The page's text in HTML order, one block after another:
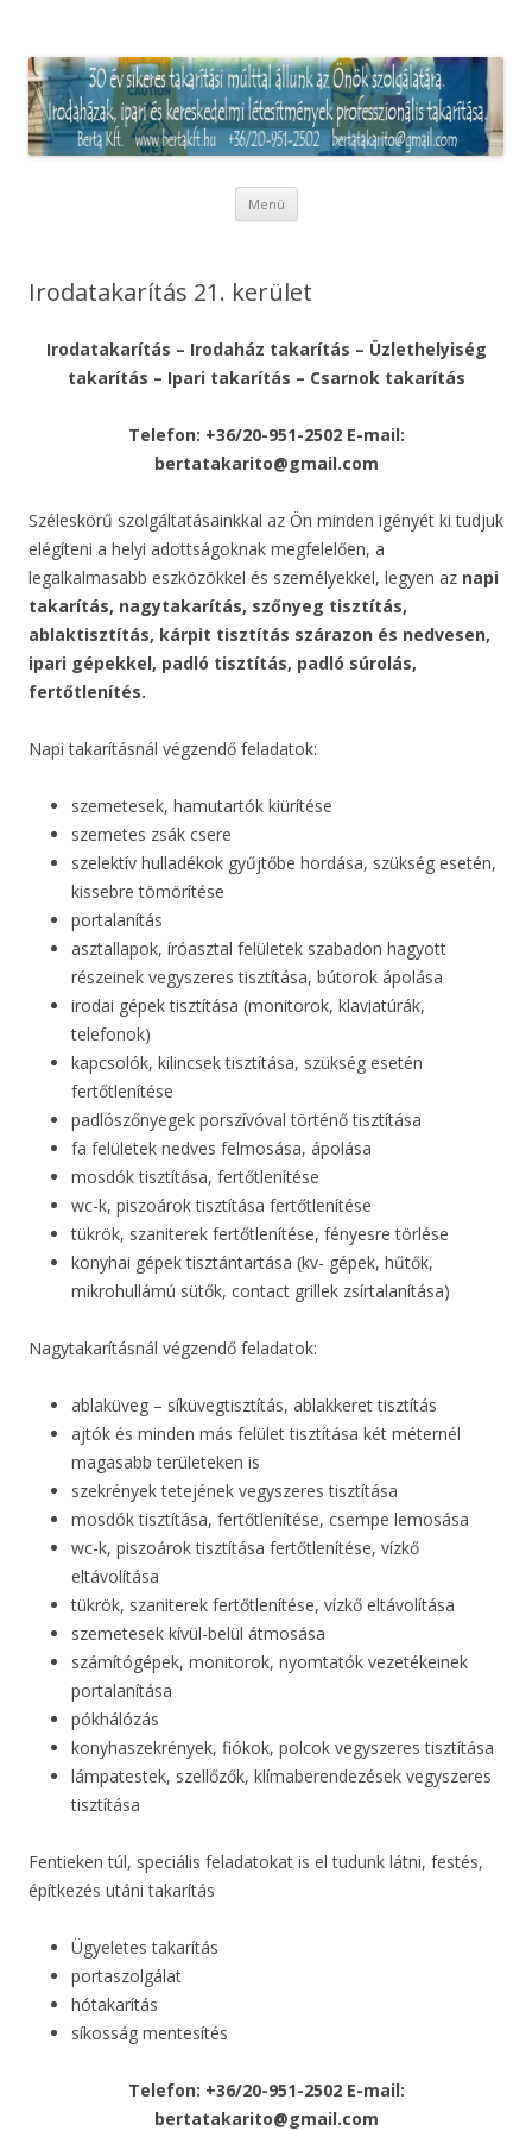
Pest megyében
Menü Kilépés
tartalomba
Irodatakarítás 21. kerület
Irodatakarítás – Irodaház takarítás – Üzlethelyiség
takarítás – Ipari takarítás – Csarnok takarítás
Telefon: +36/20-951-2502 E-mail:
bertatakarito@gmail.com
Széleskörű szolgáltatásainkkal az Ön minden igényét ki tudjuk
elégíteni a helyi adottságoknak megfelelően, a
legalkalmasabb eszközökkel és személyekkel, legyen az napi
takarítás, nagytakarítás, szőnyeg tisztítás,
ablaktisztítás, kárpit tisztítás szárazon és nedvesen,
ipari gépekkel, padló tisztítás, padló súrolás,
fertőtlenítés.
Napi takarításnál végzendő feladatok:
szemetesek, hamutartók kiürítése
szemetes zsák csere
szelektív hulladékok gyűjtőbe hordása, szükség esetén,
kissebre tömörítése
portalanítás
asztallapok, íróasztal felületek szabadon hagyott
részeinek vegyszeres tisztítása, bútorok ápolása
irodai gépek tisztítása (monitorok, klaviatúrák,
telefonok)
kapcsolók, kilincsek tisztítása, szükség esetén
fertőtlenítése
padlószőnyegek porszívóval történő tisztítása
fa felületek nedves felmosása, ápolása
mosdók tisztítása, fertőtlenítése
wc-k, piszoárok tisztítása fertőtlenítése
tükrök, szaniterek fertőtlenítése, fényesre törlése
konyhai gépek tisztántartása (kv- gépek, hűtők,
mikrohullámú sütők, contact grillek zsírtalanítása)
Nagytakarításnál végzendő feladatok:
ablaküveg – síküvegtisztítás, ablakkeret tisztítás
ajtók és minden más felület tisztítása két méternél
magasabb területeken is
szekrények tetejének vegyszeres tisztítása
mosdók tisztítása, fertőtlenítése, csempe lemosása
wc-k, piszoárok tisztítása fertőtlenítése, vízkő
eltávolítása
tükrök, szaniterek fertőtlenítése, vízkő eltávolítása
szemetesek kívül-belül átmosása
számítógépek, monitorok, nyomtatók vezetékeinek
portalanítása
pókhálózás
konyhaszekrények, fiókok, polcok vegyszeres tisztítása
lámpatestek, szellőzők, klímaberendezések vegyszeres
tisztítása
Fentieken túl, speciális feladatokat is el tudunk látni, festés,
építkezés utáni takarítás
Ügyeletes takarítás
portaszolgálat
hótakarítás
síkosság mentesítés
Telefon: +36/20-951-2502 E-mail:
bertatakarito@gmail.com